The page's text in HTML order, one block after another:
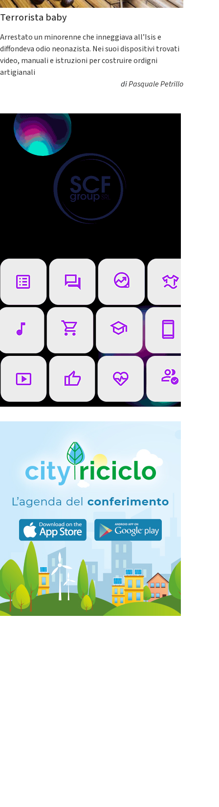
Terrorista baby
Arrestato un minorenne che inneggiava all’Isis e
diffondeva odio neonazista. Nei suoi dispositivi trovati
video, manuali e istruzioni per costruire ordigni
artigianali
diPasquale Petrillo